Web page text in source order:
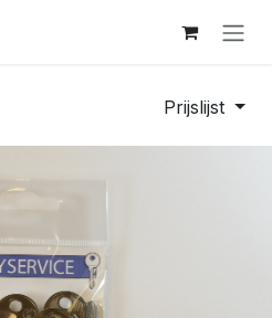
Prijslijst